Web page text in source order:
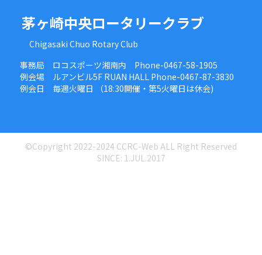
茅ヶ崎中央ロータリークラブ
Chigasaki Chuo Rotary Club
事務局 ロコスポーツ湘南内 Phone-0467-58-1905
例会場 ルアンビル5F RUAN HALL Phone-0467-87-3830
例会日 毎週火曜日 （18:30開催・第5火曜日は休会)
©Copyright 2022-2024 CCRC-Web ALL Right Reserved
SINCE: 1.JUL.2017